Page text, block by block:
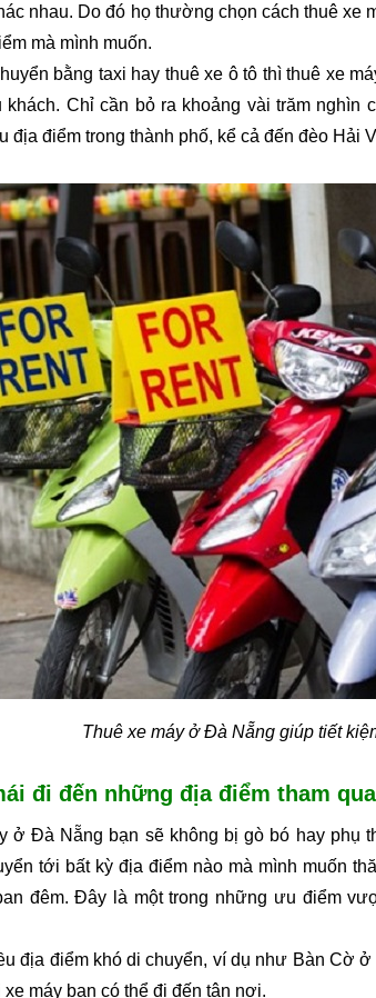
nhau. Do đó họ thường chọn cách thuê xe
mà mình muốn.
bằng taxi hay thuê xe ô tô thì thuê xe
khách. Chỉ cần bỏ ra khoảng vài trăm nghìn
địa điểm trong thành phố, kể cả đến đèo Hải
Thuê xe máy ở Đà Nẵng giúp tiết
đi đến những địa điểm tham
ở Đà Nẵng bạn sẽ không bị gò bó hay phụ
tới bất kỳ địa điểm nào mà mình muốn
đêm. Đây là một trong những ưu điểm
địa điểm khó di chuyển, ví dụ như Bàn Cờ
máy bạn có thể đi đến tận nơi.